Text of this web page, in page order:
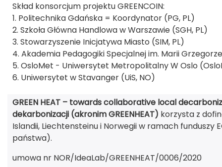
Skład konsorcjum projektu GREENCOIN:
1. Politechnika Gdańska = Koordynator (PG, PL)
2. Szkoła Główna Handlowa w Warszawie (SGH, PL)
3. Stowarzyszenie Inicjatywa Miasto (SIM, PL)
4. Akademia Pedagogiki Specjalnej im. Marii
5. OsloMet - Uniwersytet Metropolitalny W Oslo
6. Uniwersytet w Stavanger (UiS, NO)
GREEN HEAT – towards collaborative local
dekarbonizacji (akronim GREENHEAT) korzysta z
Islandii, Liechtensteinu i Norwegii w ramach funduszy
państwa).
umowa nr NOR/IdeaLab/GREENHEAT/0006/2020